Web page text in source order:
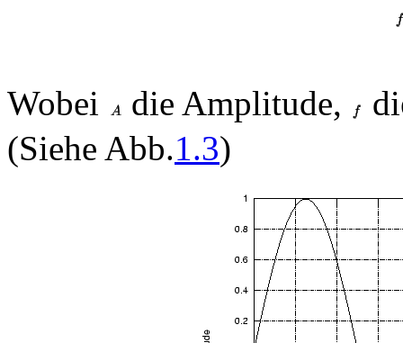
Wobei die Amplitude,
(Siehe Abb.1.3)